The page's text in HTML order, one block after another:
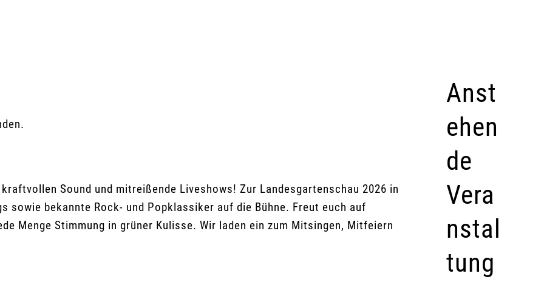
Sound und mitreißende Liveshows! Zur Landesgartenschau 2026 in
sowie bekannte Rock- und Popklassiker auf die Bühne. Freut euch auf
Menge Stimmung in grüner Kulisse. Wir laden ein zum Mitsingen, Mitfeiern
Anst
ehen
de
Vera
nstal
tung